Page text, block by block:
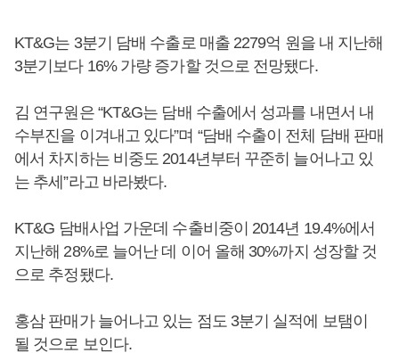
KT&G는 3분기 담배 수출로 매출 2279억 원을 내 지난해
3분기보다 16% 가량 증가할 것으로 전망됐다.
김 연구원은 “KT&G는 담배 수출에서 성과를 내면서 내
수부진을 이겨내고 있다”며 “담배 수출이 전체 담배 판매
에서 차지하는 비중도 2014년부터 꾸준히 늘어나고 있
는 추세”라고 바라봤다.
KT&G 담배사업 가운데 수출비중이 2014년 19.4%에서
지난해 28%로 늘어난 데 이어 올해 30%까지 성장할 것
으로 추정됐다.
홍삼 판매가 늘어나고 있는 점도 3분기 실적에 보탬이
될 것으로 보인다.